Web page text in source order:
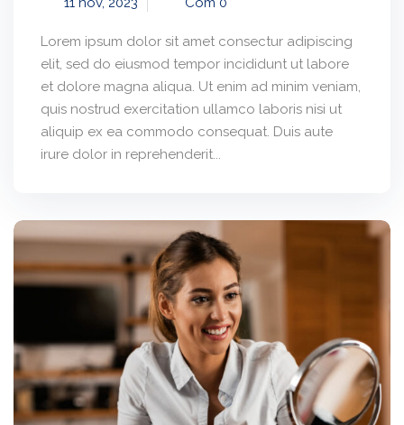
Lorem ipsum dolor sit amet consectur adipiscing
elit, sed do eiusmod tempor incididunt ut labore
et dolore magna aliqua. Ut enim ad minim veniam,
quis nostrud exercitation ullamco laboris nisi ut
aliquip ex ea commodo consequat. Duis aute
irure dolor in reprehenderit...